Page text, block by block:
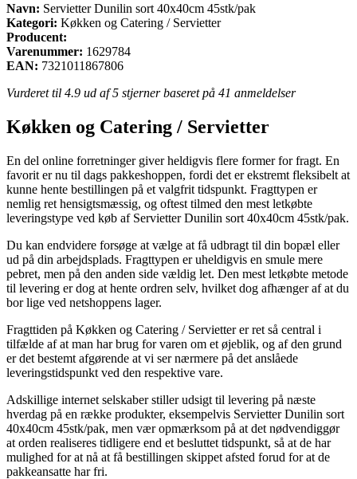
Navn: Servietter Dunilin sort 40x40cm 45stk/pak
Kategori: Køkken og Catering / Servietter
Producent:
Varenummer: 1629784
EAN: 7321011867806
Vurderet til 4.9 ud af 5 stjerner baseret på 41 anmeldelser
Køkken og Catering / Servietter
En del online forretninger giver heldigvis flere former for fragt. En
favorit er nu til dags pakkeshoppen, fordi det er ekstremt fleksibelt at
kunne hente bestillingen på et valgfrit tidspunkt. Fragttypen er
nemlig ret hensigtsmæssig, og oftest tilmed den mest letkøbte
leveringstype ved køb af Servietter Dunilin sort 40x40cm 45stk/pak.
Du kan endvidere forsøge at vælge at få udbragt til din bopæl eller
ud på din arbejdsplads. Fragttypen er uheldigvis en smule mere
pebret, men på den anden side vældig let. Den mest letkøbte metode
til levering er dog at hente ordren selv, hvilket dog afhænger af at du
bor lige ved netshoppens lager.
Fragttiden på Køkken og Catering / Servietter er ret så central i
tilfælde af at man har brug for varen om et øjeblik, og af den grund
er det bestemt afgørende at vi ser nærmere på det anslåede
leveringstidspunkt ved den respektive vare.
Adskillige internet selskaber stiller udsigt til levering på næste
hverdag på en række produkter, eksempelvis Servietter Dunilin sort
40x40cm 45stk/pak, men vær opmærksom på at det nødvendiggør
at orden realiseres tidligere end et besluttet tidspunkt, så at de har
mulighed for at nå at få bestillingen skippet afsted forud for at de
pakkeansatte har fri.